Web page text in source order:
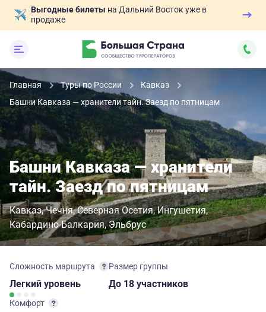
Выгодные билеты на Дальний Восток уже в
продаже
Главная Туры по России
Кавказ
Башни Кавказа — хранители тайн. Заезд по пятницам
Башни Кавказа — хранители
тайн. Заезд по пятницам
Кавказ Чечня Северная Осетия Ингушетия
Кабардино-Балкария Эльбрус
Сложность маршрута
Легкий уровень
Комфорт
Размер группы
до 18 участников